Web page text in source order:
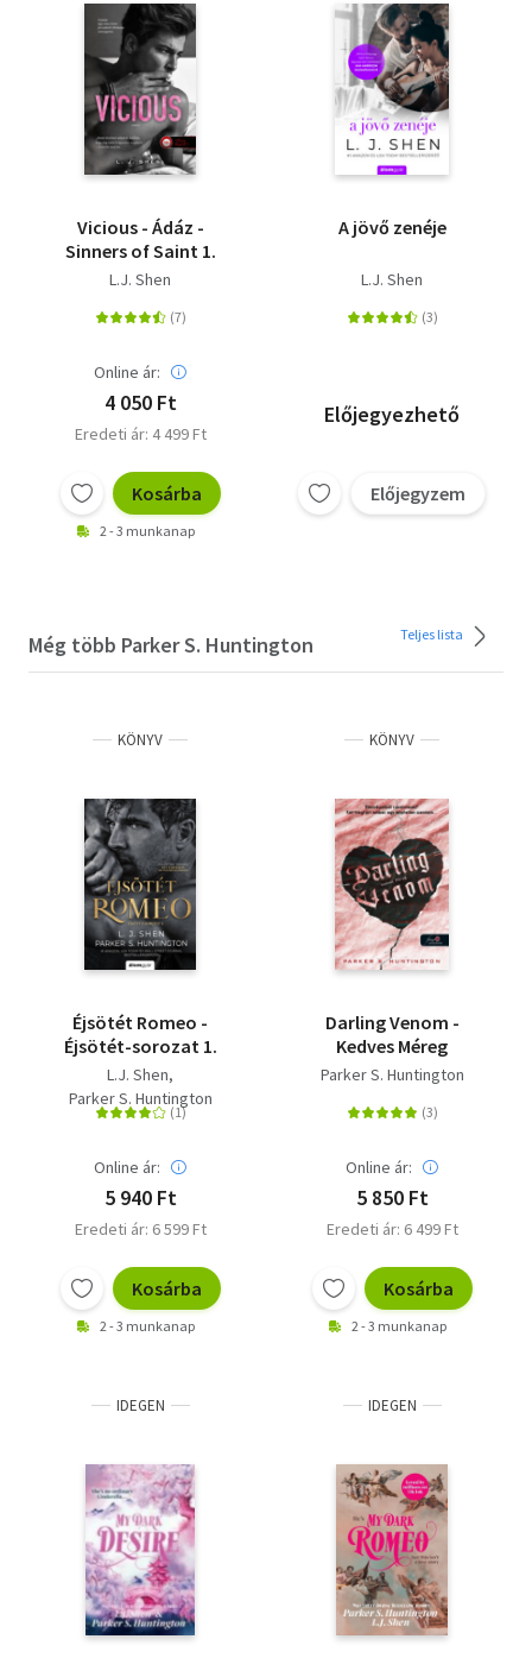
Vicious - Ádáz -
Sinners of Saint 1.
L.J. Shen
Online ár:
4 050 Ft
Eredeti ár: 4 499 Ft
Kosárba
2 - 3 munkanap
A jövő zenéje
L.J. Shen
Előjegyezhető
Előjegyzem
Még több Parker S. Huntington Teljes lista
KÖNYV
Éjsötét Romeo -
Éjsötét-sorozat 1.
L.J. Shen
Parker S. Huntington
Online ár:
5 940 Ft
Eredeti ár: 6 599 Ft
Kosárba
2 - 3 munkanap
KÖNYV
Darling Venom -
Kedves Méreg
Parker S. Huntington
Online ár:
5 850 Ft
Eredeti ár: 6 499 Ft
Kosárba
2 - 3 munkanap
IDEGEN IDEGEN